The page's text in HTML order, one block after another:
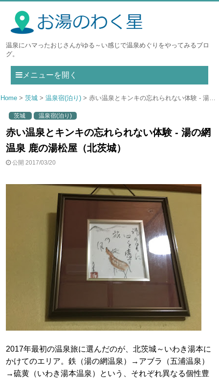
温泉にハマったおじさんがゆる～い感じで温泉めぐりをやってみるブロ
グ。
メニューを開く
Home 茨城 温泉宿(泊り) 赤い温泉とキンキの忘れられない体験 - 湯の網温泉 鹿の湯松屋（北茨城）
茨城 温泉宿(泊り)
赤い温泉とキンキの忘れられない体験 - 湯の網
温泉 鹿の湯松屋（北茨城）
公開 2017/03/20
2017年最初の温泉旅に選んだのが、北茨城～いわき湯本に
かけてのエリア。鉄（湯の網温泉）→アブラ（五浦温泉）
→硫黄（いわき湯本温泉）という、それぞれ異なる個性豊